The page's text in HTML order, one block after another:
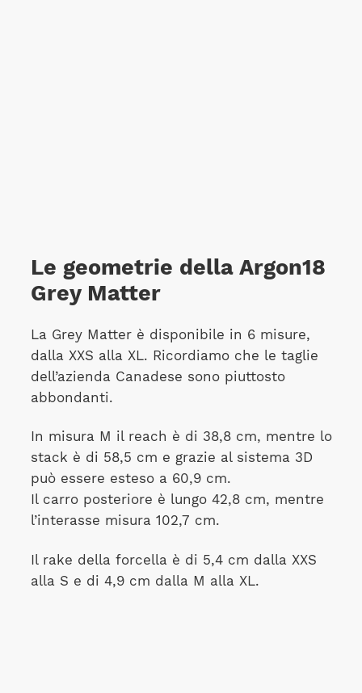
Le geometrie della Argon18
Grey Matter
La Grey Matter è disponibile in 6 misure,
dalla XXS alla XL. Ricordiamo che le taglie
dell’azienda Canadese sono piuttosto
abbondanti.
In misura M il reach è di 38,8 cm, mentre lo
stack è di 58,5 cm e grazie al sistema 3D
può essere esteso a 60,9 cm.
Il carro posteriore è lungo 42,8 cm, mentre
l’interasse misura 102,7 cm.
Il rake della forcella è di 5,4 cm dalla XXS
alla S e di 4,9 cm dalla M alla XL.